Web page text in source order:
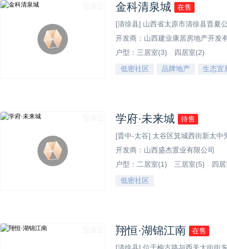
金科清泉城 在售
[清徐县] 山西省太原市清徐县晋夏
开发商：山西建业康居房地产开发
户型： 三居室(3)
四居室(2)
低密社区
品牌地产 生态宜
学府·未来城 待售
[晋中-太谷] 太谷区箕城西街新太中
开发商：山西盛杰置业有限公司
户型： 二居室(1) 三居室(5)
四
低密社区
翔恒·湖锦江南 在售